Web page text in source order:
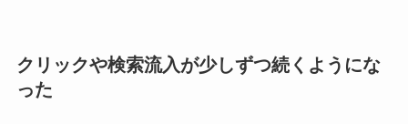
クリックや検索流入が少しずつ続くようにな
った